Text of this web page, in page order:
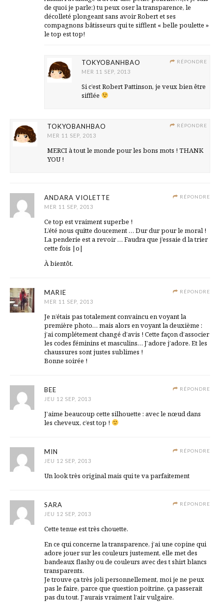
de quoi je parle:) tu peux oser la transparence, le
décolleté plongeant sans avoir Robert et ses
compagnons bâtisseurs qui te sifflent « belle poulette »
le top est top!
RÉPONDRE
TOKYOBANHBAO
MER 11 SEP, 2013
Si c’est Robert Pattinson, je veux bien être
sifflée
RÉPONDRE
TOKYOBANHBAO
MER 11 SEP, 2013
MERCI à tout le monde pour les bons mots ! THANK
YOU !
RÉPONDRE
ANDARA VIOLETTE
MER 11 SEP, 2013
Ce top est vraiment superbe !
L’été nous quitte doucement … Dur dur pour le moral !
La penderie est a revoir … Faudra que j’essaie d la trier
cette fois |o|
À bientôt.
RÉPONDRE
MARIE
MER 11 SEP, 2013
Je n’étais pas totalement convaincu en voyant la
première photo… mais alors en voyant la deuxième :
j’ai complétement changé d’avis ! Cette façon d’associer
les codes féminins et masculins… J’adore j’adore. Et les
chaussures sont justes sublimes !
Bonne soirée !
RÉPONDRE
BEE
JEU 12 SEP, 2013
J’aime beaucoup cette silhouette : avec le nœud dans
les cheveux, c’est top !
RÉPONDRE
MIN
JEU 12 SEP, 2013
Un look très original mais qui te va parfaitement
RÉPONDRE
SARA
JEU 12 SEP, 2013
Cette tenue est très chouette.
En ce qui concerne la transparence, j’ai une copine qui
adore jouer sur les couleurs justement, elle met des
bandeaux flashy ou de couleurs avec des t shirt blancs
transparents.
Je trouve ça très joli personnellement, moi je ne peux
pas le faire, parce que question poitrine, ça passerait
pas du tout. J’aurais vraiment l’air vulgaire.